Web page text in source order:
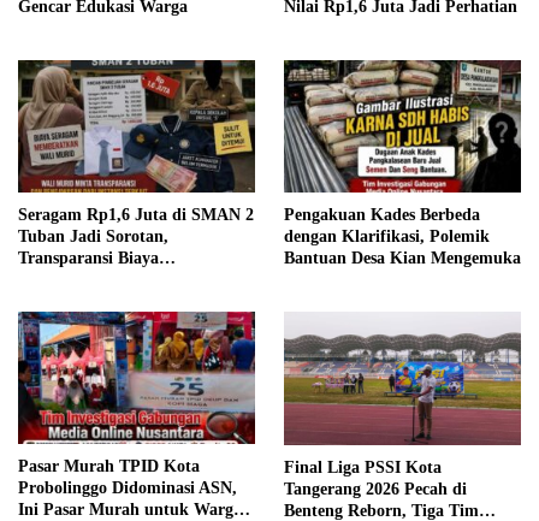
Gencar Edukasi Warga Nilai Rp1,6 Juta Jadi Perhatian
Seragam Rp1,6 Juta di SMAN 2
Tuban Jadi Sorotan,
Transparansi Biaya
Pengakuan Kades Berbeda
dengan Klarifikasi, Polemik
Bantuan Desa Kian Mengemuka
Pasar Murah TPID Kota
Probolinggo Didominasi ASN,
Ini Pasar Murah untuk Warga
Final Liga PSSI Kota
Tangerang 2026 Pecah di
Benteng Reborn, Tiga Tim